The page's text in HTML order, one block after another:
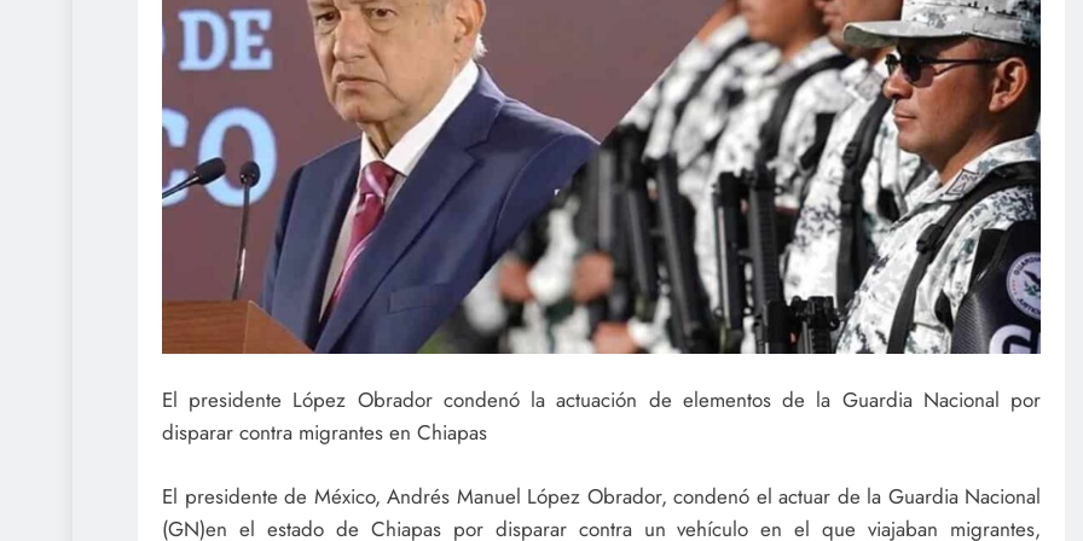
El presidente López Obrador condenó la actuación de elementos de la Guardia Nacional por
disparar contra migrantes en Chiapas
El presidente de México, Andrés Manuel López Obrador, condenó el actuar de la Guardia Nacional
(GN)en el estado de Chiapas por disparar contra un vehículo en el que viajaban migrantes,